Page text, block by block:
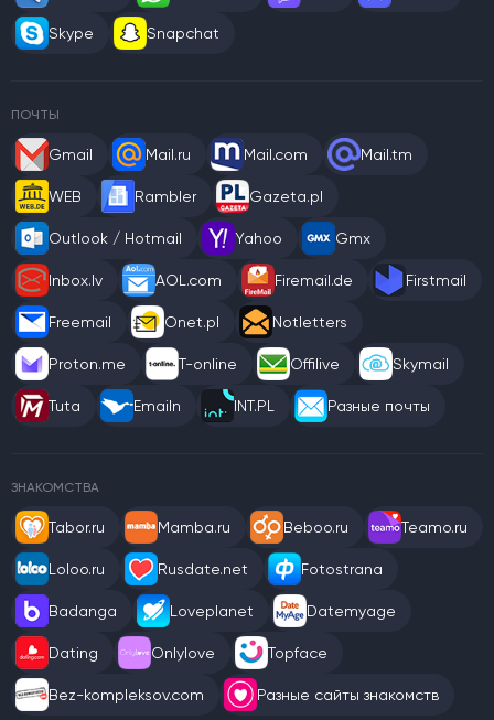
Skype Snapchat
ПОЧТЫ
Gmail Mail.ru Mail.com Mail.tm
WEB Rambler Gazeta.pl
Outlook / Hotmail Yahoo Gmx
Inbox.lv AOL.com Firemail.de Firstmail
Freemail Onet.pl Notletters
Proton.me T-online Offilive Skymail
Tuta Emailn INT.PL Разные почты
ЗНАКОМСТВА
Tabor.ru Mamba.ru Beboo.ru Teamo.ru
Loloo.ru Rusdate.net Fotostrana
Badanga Loveplanet Datemyage
Dating Onlylove Topface
Bez-kompleksov.com Разные сайты знакомств